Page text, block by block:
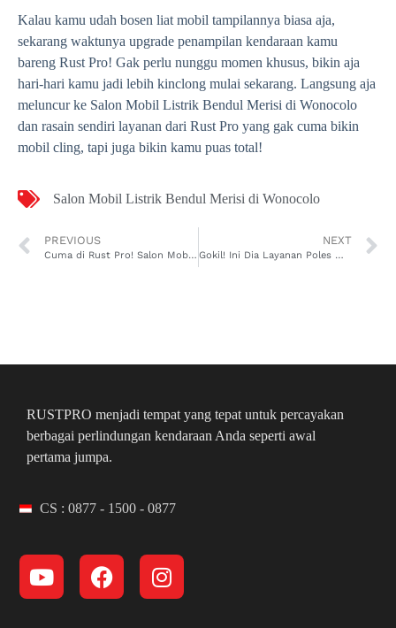
Kalau kamu udah bosen liat mobil tampilannya biasa aja,
sekarang waktunya upgrade penampilan kendaraan kamu
bareng Rust Pro! Gak perlu nunggu momen khusus, bikin aja
hari-hari kamu jadi lebih kinclong mulai sekarang. Langsung aja
meluncur ke Salon Mobil Listrik Bendul Merisi di Wonocolo
dan rasain sendiri layanan dari Rust Pro yang gak cuma bikin
mobil cling, tapi juga bikin kamu puas total!
Salon Mobil Listrik Bendul Merisi di Wonocolo
PREVIOUS
Cuma di Rust Pro! Salon Mobil Listrik Kali Rungkut yang Bikin Mobil Kinclong Maksimal!
NEXT
Gokil! Ini Dia Layanan Poles Mobil SUV Dukuh Menanggal di Gayungan Biar Mobil Kamu Makin Kinclong!
RUSTPRO menjadi tempat yang tepat untuk percayakan
berbagai perlindungan kendaraan Anda seperti awal
pertama jumpa.
CS : 0877 - 1500 - 0877